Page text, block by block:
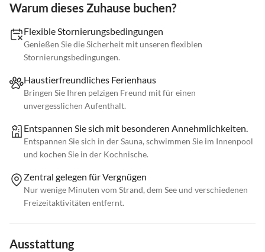
Warum dieses Zuhause buchen?
Flexible Stornierungsbedingungen
Genießen Sie die Sicherheit mit unseren flexiblen
Stornierungsbedingungen.
Haustierfreundliches Ferienhaus
Bringen Sie Ihren pelzigen Freund mit für einen
unvergesslichen Aufenthalt.
Entspannen Sie sich mit besonderen Annehmlichkeiten.
Entspannen Sie sich in der Sauna, schwimmen Sie im Innenpool
und kochen Sie in der Kochnische.
Zentral gelegen für Vergnügen
Nur wenige Minuten vom Strand, dem See und verschiedenen
Freizeitaktivitäten entfernt.
Ausstattung